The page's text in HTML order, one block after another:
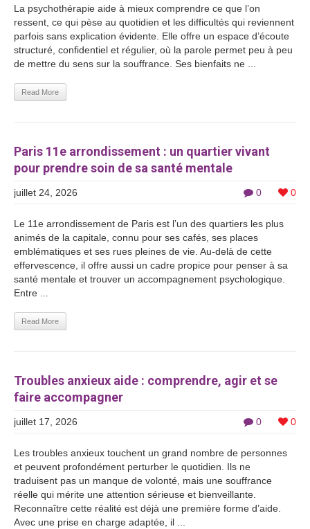
La psychothérapie aide à mieux comprendre ce que l’on
ressent, ce qui pèse au quotidien et les difficultés qui reviennent
parfois sans explication évidente. Elle offre un espace d’écoute
structuré, confidentiel et régulier, où la parole permet peu à peu
de mettre du sens sur la souffrance. Ses bienfaits ne ...
Read More
Paris 11e arrondissement : un quartier vivant
pour prendre soin de sa santé mentale
0 0
juillet 24, 2026
Le 11e arrondissement de Paris est l’un des quartiers les plus
animés de la capitale, connu pour ses cafés, ses places
emblématiques et ses rues pleines de vie. Au-delà de cette
effervescence, il offre aussi un cadre propice pour penser à sa
santé mentale et trouver un accompagnement psychologique.
Entre ...
Read More
Troubles anxieux aide : comprendre, agir et se
faire accompagner
0 0
juillet 17, 2026
Les troubles anxieux touchent un grand nombre de personnes
et peuvent profondément perturber le quotidien. Ils ne
traduisent pas un manque de volonté, mais une souffrance
réelle qui mérite une attention sérieuse et bienveillante.
Reconnaître cette réalité est déjà une première forme d’aide.
Avec une prise en charge adaptée, il ...